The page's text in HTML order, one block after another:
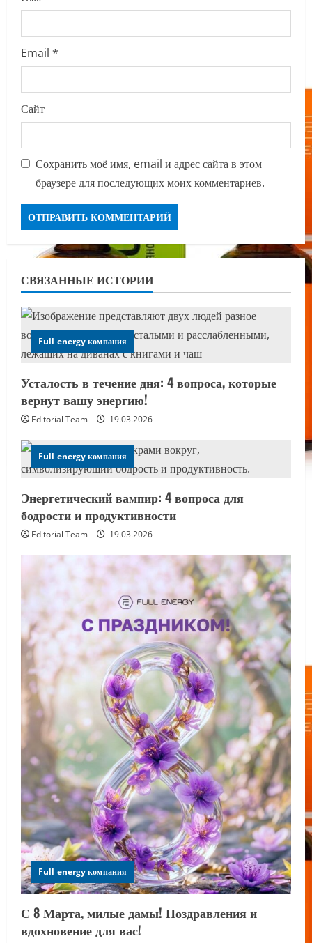
Email *
Сайт
Сохранить моё имя, email и адрес сайта в этом
браузере для последующих моих комментариев.
СВЯЗАННЫЕ ИСТОРИИ
Full energy компания
Усталость в течение дня: 4 вопроса, которые
вернут вашу энергию!
Editorial Team 19.03.2026
Full energy компания
Энергетический вампир: 4 вопроса для
бодрости и продуктивности
Editorial Team 19.03.2026
Full energy компания
С 8 Марта, милые дамы! Поздравления и
вдохновение для вас!